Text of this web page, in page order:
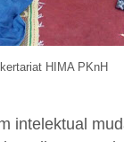
HIMA PKnH
intelektual